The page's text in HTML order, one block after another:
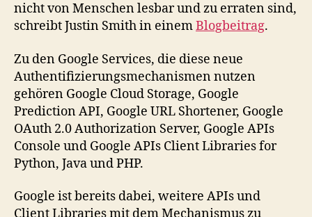
nicht von Menschen lesbar und zu erraten sind,
schreibt Justin Smith in einemBlogbeitrag.
Zu den Google Services, die diese neue
Authentifizierungsmechanismen nutzen
gehören Google Cloud Storage, Google
Prediction API, Google URL Shortener, Google
OAuth 2.0 Authorization Server, Google APIs
Console und Google APIs Client Libraries for
Python, Java und PHP.
Google ist bereits dabei, weitere APIs und